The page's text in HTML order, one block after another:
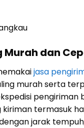
Murah dan
jasa
murah serta
termasuk
jarak